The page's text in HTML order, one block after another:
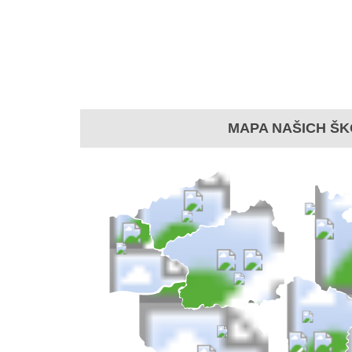
MAPA NAŠICH